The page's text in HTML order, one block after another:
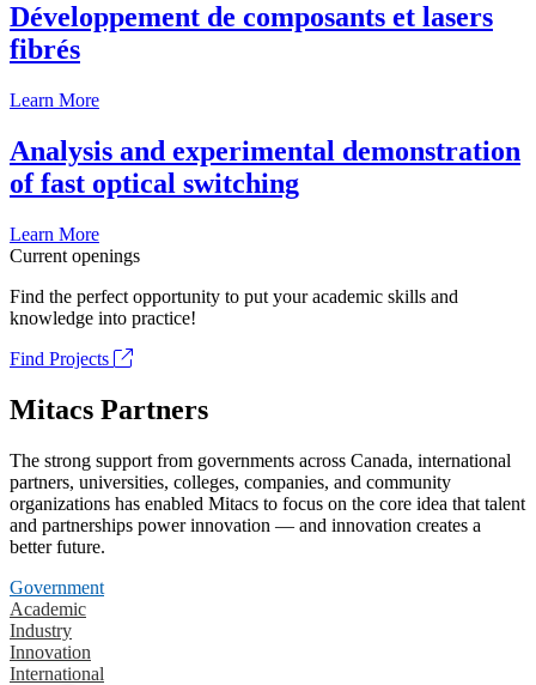
Développement de composants et lasers
fibrés
Learn More
Analysis and experimental demonstration
of fast optical switching
Learn More
Current openings
Find the perfect opportunity to put your academic skills and
knowledge into practice!
Find Projects
Mitacs Partners
The strong support from governments across Canada, international
partners, universities, colleges, companies, and community
organizations has enabled Mitacs to focus on the core idea that talent
and partnerships power innovation — and innovation creates a
better future.
Government
Academic
Industry
Innovation
International